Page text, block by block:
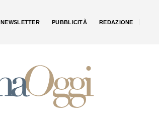
NEWSLETTER PUBBLICITÀ REDAZIONE